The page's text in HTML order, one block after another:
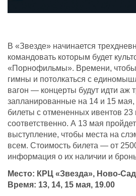
В «Звезде» начинается
командовать которым будет
«Порнофильмы». Времени,
гимны и потолкаться с
вагон — концерты будут идти аж
запланированные на 14 и 15 мая,
билеты с отмененных ивентов 23
соответственно. А 13 мая
выступление, чтобы места на
всем. Стоимость билета — от
информация о их наличии и
Место: КРЦ «Звезда», Ново-
Время: 13, 14, 15 мая, 19.00